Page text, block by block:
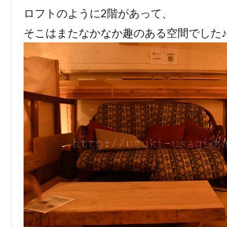
ロフトのように2階があって、
そこはまたなかなか趣のある空間でした♪